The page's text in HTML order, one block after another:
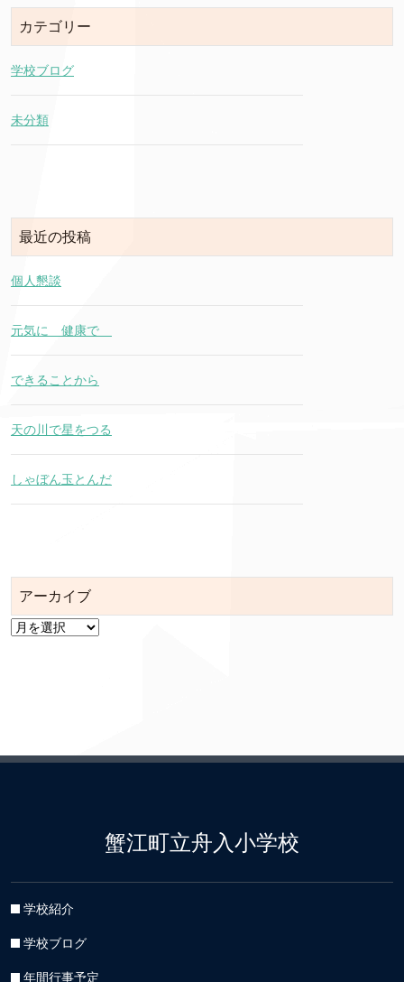
カテゴリー
学校ブログ
未分類
最近の投稿
個人懇談
元気に 健康で
できることから
天の川で星をつる
しゃぼん玉とんだ
アーカイブ
ア
蟹江町立舟入小学校
学校紹介
学校ブログ
年間行事予定